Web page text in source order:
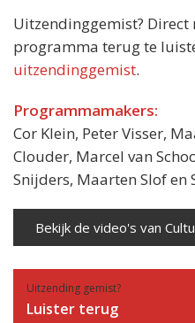
Uitzendinggemist? Direct
programma terug te
uitzendinggemist.
Programmamakers:
Cor Klein, Peter Visser,
Clouder, Marcel van
Snijders, Maarten Slof en
Bekijk de video's van
Uitzending gemist?
Luister terug